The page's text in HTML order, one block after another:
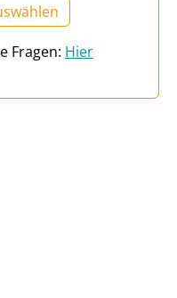
Fragen: Hier